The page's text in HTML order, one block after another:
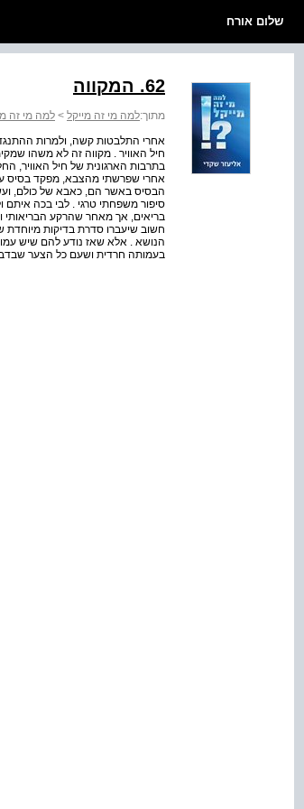
שלום אורח
62. המקווה
מתוך:למה מי זה מייקל > למה מי זה
אחרי התלבטות קשה, ולמרות
חיל האוויר . מקווה זה לא משהו
בתרבות הארגונית של חיל האוויר,
אחרי שפרשתי מהצבא, מפקד בסיס
הבסיס באשר הם, כאבא של כולם,
סיפור משפחתי טרגי . לבי בכה
בריאים, אך מאחר שהרקע הבריאותי
חשוב שיעברו סדרת בדיקות
הנושא . אלא שאז נודע להם שיש
בעמותה חרדית ושעם כל הצער